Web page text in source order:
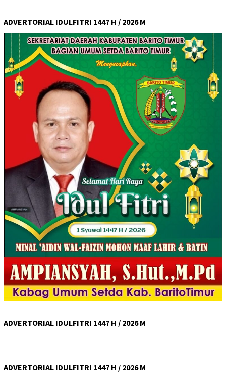
ADVERTORIAL IDULFITRI 1447 H / 2026 M
ADVERTORIAL IDULFITRI 1447 H / 2026 M
ADVERTORIAL IDULFITRI 1447 H / 2026 M